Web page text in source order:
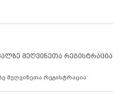
მეღვინეთა რეგისტრაცია
მეღვინეთა რეგისტრაცია